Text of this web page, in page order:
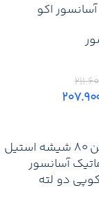
آسانسور اکو